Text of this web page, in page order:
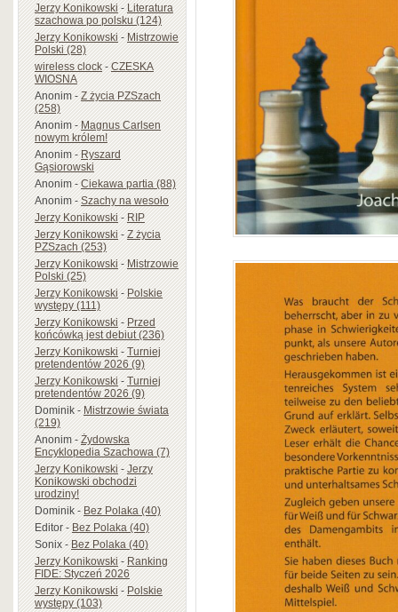
Jerzy Konikowski-Literatura
szachowa po polsku (124)
Jerzy Konikowski-Mistrzowie
Polski (28)
wireless clock-CZESKA
WIOSNA
Anonim-Z życia PZSzach
(258)
Anonim-Magnus Carlsen
nowym królem!
Anonim-Ryszard
Gąsiorowski
Anonim-Ciekawa partia (88)
Anonim-Szachy na wesoło
Jerzy Konikowski-RIP
Jerzy Konikowski-Z życia
PZSzach (253)
Jerzy Konikowski-Mistrzowie
Polski (25)
Jerzy Konikowski-Polskie
występy (111)
Jerzy Konikowski-Przed
końcówką jest debiut (236)
Jerzy Konikowski-Turniej
pretendentów 2026 (9)
Jerzy Konikowski-Turniej
pretendentów 2026 (9)
Dominik-Mistrzowie świata
(219)
Anonim-Żydowska
Encyklopedia Szachowa (7)
Jerzy Konikowski-Jerzy
Konikowski obchodzi
urodziny!
Dominik-Bez Polaka (40)
Editor-Bez Polaka (40)
Sonix-Bez Polaka (40)
Jerzy Konikowski-Ranking
FIDE: Styczeń 2026
Jerzy Konikowski-Polskie
występy (103)